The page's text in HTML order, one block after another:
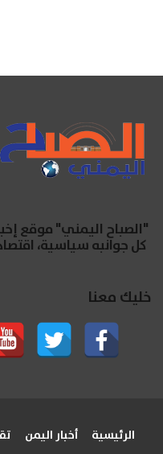
"الصباح اليمني" موقع
كل جوانبه سياسية،
خليك معنا
الرئيسية أخبار اليمن